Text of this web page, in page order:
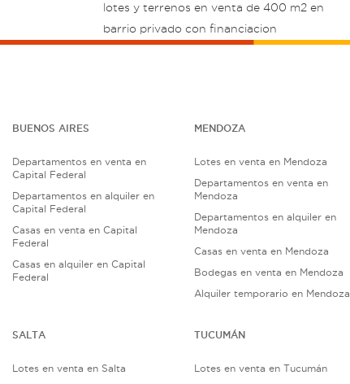
lotes y terrenos en venta de 400 m2 en
barrio privado con financiacion
BUENOS AIRES
Departamentos en venta en
Capital Federal
Departamentos en alquiler en
Capital Federal
Casas en venta en Capital
Federal
Casas en alquiler en Capital
Federal
MENDOZA
Lotes en venta en Mendoza
Departamentos en venta en
Mendoza
Departamentos en alquiler en
Mendoza
Casas en venta en Mendoza
Bodegas en venta en Mendoza
Alquiler temporario en Mendoza
SALTA
Lotes en venta en Salta
TUCUMÁN
Lotes en venta en Tucumán